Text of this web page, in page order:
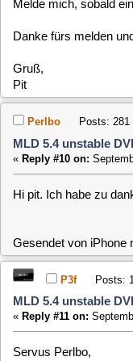
fehlenden Symbole mit
Das Paket ist bereits
Gruß,
Pit
Perlbo Posts: 281
MLD 5.4 unstable DVB-
«Reply #12 on:September
dmesg | grep DVB
[ 2.590862] ddbridge:
Devices DVBCT V6.1 DVB
[ 2.595308] DDBridge:
DUAL DVB-C/T
[ 2.710114] DDBridge:
(DDBridge)